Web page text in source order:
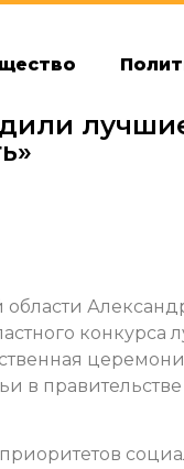
области
в правительстве